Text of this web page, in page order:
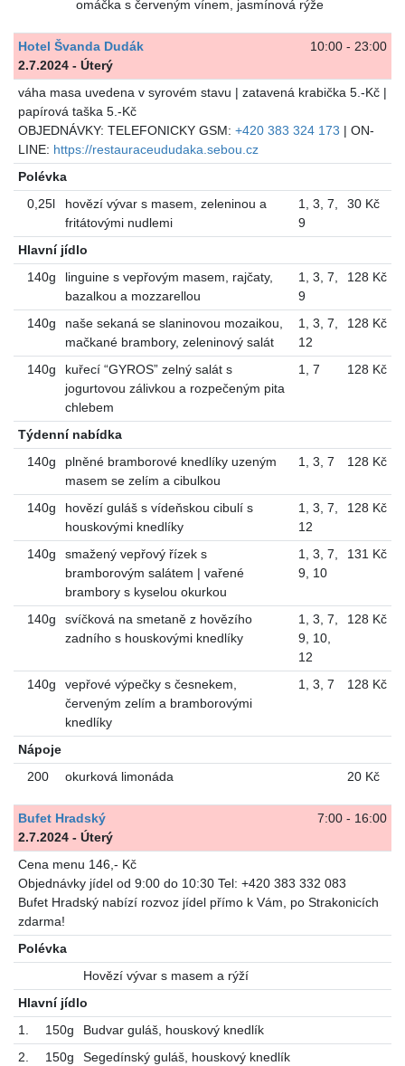
omáčka s červeným vínem, jasmínová rýže
10:00 - 23:00
Hotel Švanda Dudák
2.7.2024 - Úterý
váha masa uvedena v syrovém stavu | zatavená krabička 5.-Kč |
papírová taška 5.-Kč
OBJEDNÁVKY: TELEFONICKY GSM: +420 383 324 173 | ON-
LINE: https://restauraceududaka.sebou.cz
Polévka
0,25l
hovězí vývar s masem, zeleninou a
fritátovými nudlemi
1, 3, 7,
9
30 Kč
Hlavní jídlo
140g
linguine s vepřovým masem, rajčaty,
bazalkou a mozzarellou
1, 3, 7,
9
128 Kč
140g
naše sekaná se slaninovou mozaikou,
mačkané brambory, zeleninový salát
1, 3, 7,
12
128 Kč
140g
kuřecí “GYROS” zelný salát s
jogurtovou zálivkou a rozpečeným pita
chlebem
1, 7 128 Kč
Týdenní nabídka
140g
plněné bramborové knedlíky uzeným
masem se zelím a cibulkou
1, 3, 7 128 Kč
140g
hovězí guláš s vídeňskou cibulí s
houskovými knedlíky
1, 3, 7,
12
128 Kč
140g
smažený vepřový řízek s
bramborovým salátem | vařené
brambory s kyselou okurkou
1, 3, 7,
9, 10
131 Kč
140g
svíčková na smetaně z hovězího
zadního s houskovými knedlíky
1, 3, 7,
9, 10,
12
128 Kč
140g
vepřové výpečky s česnekem,
červeným zelím a bramborovými
knedlíky
1, 3, 7 128 Kč
Nápoje
200
okurková limonáda 20 Kč
7:00 - 16:00
Bufet Hradský
2.7.2024 - Úterý
Cena menu 146,- Kč
Objednávky jídel od 9:00 do 10:30 Tel: +420 383 332 083
Bufet Hradský nabízí rozvoz jídel přímo k Vám, po Strakonicích
zdarma!
Polévka
Hovězí vývar s masem a rýží
Hlavní jídlo
1.
150g
Budvar guláš, houskový knedlík
2.
150g
Segedínský guláš, houskový knedlík